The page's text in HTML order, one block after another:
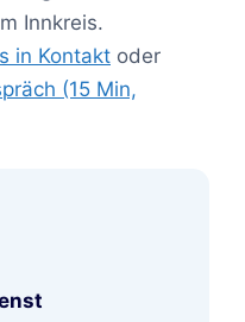
Innkreis.
in Kontakt oder
(15 Min,